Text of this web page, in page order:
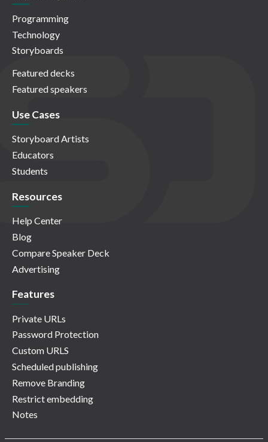
Programming
Technology
Storyboards
Featured decks
Featured speakers
Use Cases
Storyboard Artists
Educators
Students
Resources
Help Center
Blog
Compare Speaker Deck
Advertising
Features
Private URLs
Password Protection
Custom URLS
Scheduled publishing
Remove Branding
Restrict embedding
Notes